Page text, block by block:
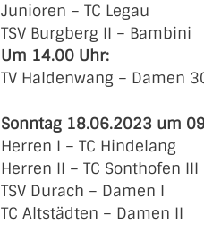
Junioren – TC Legau
TSV Burgberg II – Bambini
Um 14.00 Uhr:
TV Haldenwang – Damen
Sonntag 18.06.2023 um
Herren I – TC Hindelang
Herren II – TC Sonthofen III
TSV Durach – Damen I
TC Altstädten – Damen II